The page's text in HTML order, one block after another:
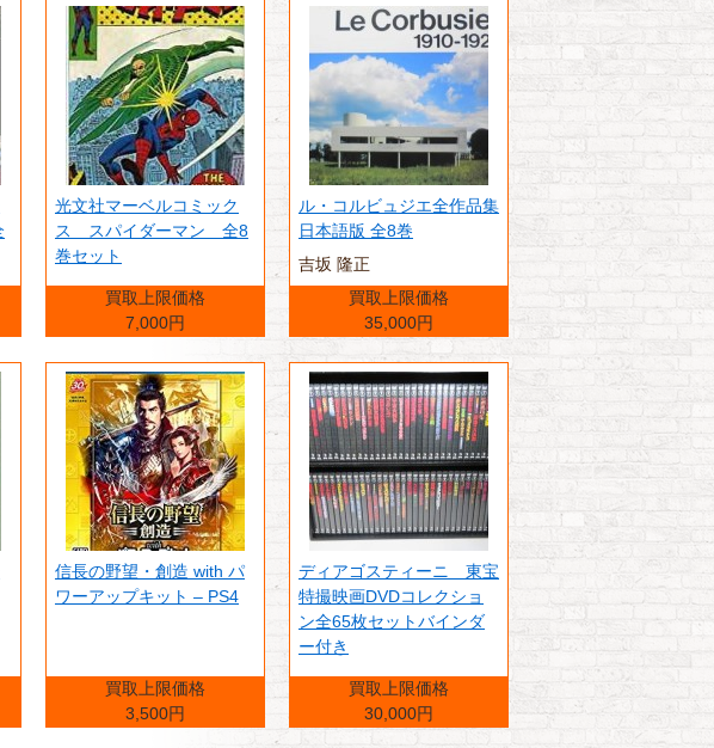
光文社マーベルコミック
ス スパイダーマン 全8
巻セット
買取上限価格
7,000円
ル・コルビュジエ全作品集
日本語版 全8巻
吉坂 隆正
買取上限価格
35,000円
信長の野望・創造 with パ
ワーアップキット – PS4
買取上限価格
3,500円
ディアゴスティーニ 東宝
特撮映画DVDコレクショ
ン全65枚セットバインダ
ー付き
買取上限価格
30,000円